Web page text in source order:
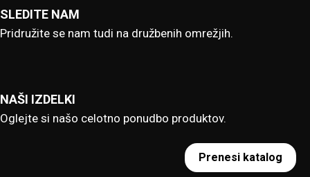
SLEDITE NAM
Pridružite se nam tudi na družbenih omrežjih.
NAŠI IZDELKI
Oglejte si našo celotno ponudbo produktov.
Prenesi katalog